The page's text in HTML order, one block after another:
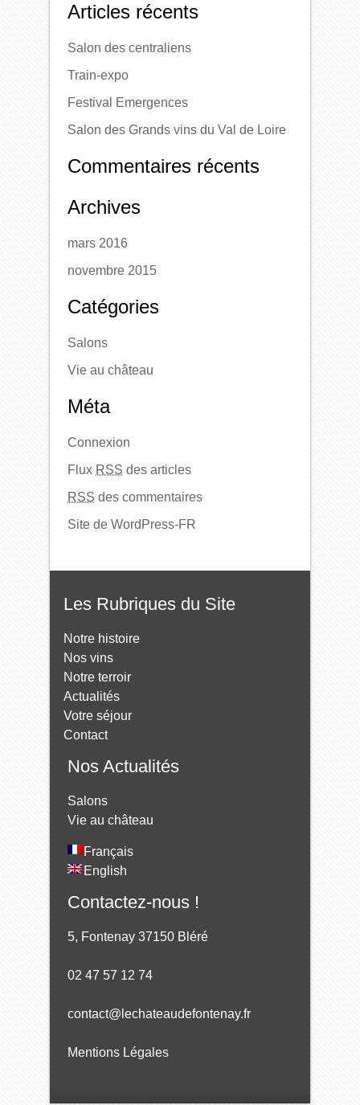
Articles récents
Salon des centraliens
Train-expo
Festival Emergences
Salon des Grands vins du Val de Loire
Commentaires récents
Archives
mars 2016
novembre 2015
Catégories
Salons
Vie au château
Méta
Connexion
Flux RSS des articles
RSS des commentaires
Site de WordPress-FR
Les Rubriques du Site
Notre histoire
Nos vins
Notre terroir
Actualités
Votre séjour
Contact
Nos Actualités
Salons
Vie au château
Français
English
Contactez-nous !
5, Fontenay 37150 Bléré
02 47 57 12 74
contact@lechateaudefontenay.fr
Mentions Légales